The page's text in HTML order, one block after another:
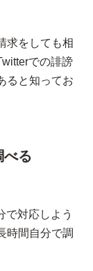
求をしても相
での誹謗
ると知ってお
べる
で対応しよう
時間自分で調